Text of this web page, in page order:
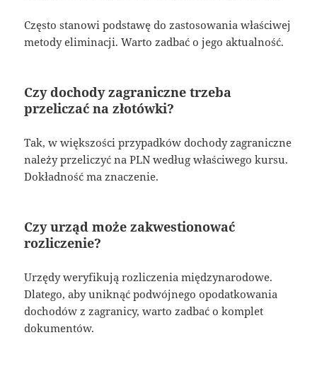
Często stanowi podstawę do zastosowania właściwej
metody eliminacji. Warto zadbać o jego aktualność.
Czy dochody zagraniczne trzeba
przeliczać na złotówki?
Tak, w większości przypadków dochody zagraniczne
należy przeliczyć na PLN według właściwego kursu.
Dokładność ma znaczenie.
Czy urząd może zakwestionować
rozliczenie?
Urzędy weryfikują rozliczenia międzynarodowe.
Dlatego, aby uniknąć podwójnego opodatkowania
dochodów z zagranicy, warto zadbać o komplet
dokumentów.